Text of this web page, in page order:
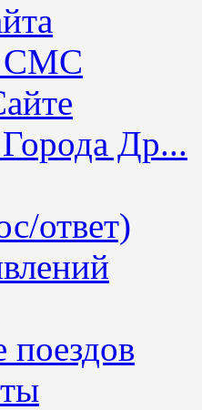
СМС
Др...
ответ)
поездов